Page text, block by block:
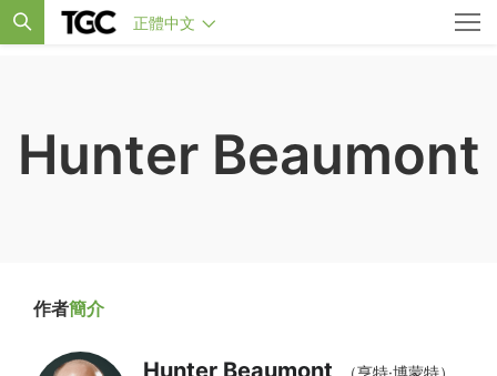
正體中文
Hunter Beaumont
作者簡介
Hunter Beaumont
（亨特·博蒙特）